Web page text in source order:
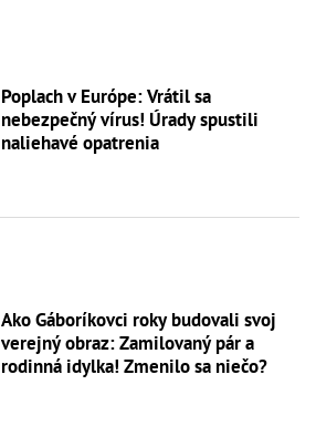
Poplach v Európe: Vrátil sa
nebezpečný vírus! Úrady spustili
naliehavé opatrenia
Ako Gáboríkovci roky budovali svoj
verejný obraz: Zamilovaný pár a
rodinná idylka! Zmenilo sa niečo?